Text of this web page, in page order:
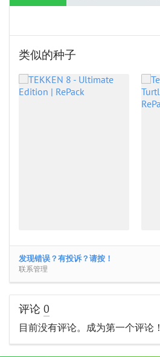
类似的种子
发现错误？有投诉？请按！
联系管理
评论 0
目前没有评论。成为第一个评论！